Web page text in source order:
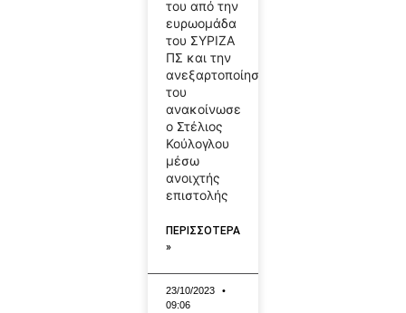
του από την
ευρωομάδα
του ΣΥΡΙΖΑ
ΠΣ και την
ανεξαρτοποίησή
του
ανακοίνωσε
ο Στέλιος
Κούλογλου
μέσω
ανοιχτής
επιστολής
ΠΕΡΙΣΣΟΤΕΡΑ
»
23/10/2023
09:06